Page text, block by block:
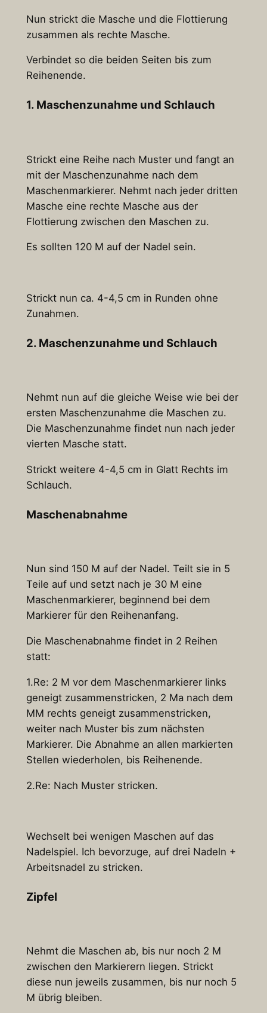
Nun strickt die Masche und die Flottierung
zusammen als rechte Masche.
Verbindet so die beiden Seiten bis zum
Reihenende.
1. Maschenzunahme und Schlauch
Strickt eine Reihe nach Muster und fangt an
mit der Maschenzunahme nach dem
Maschenmarkierer. Nehmt nach jeder dritten
Masche eine rechte Masche aus der
Flottierung zwischen den Maschen zu.
Es sollten 120 M auf der Nadel sein.
Strickt nun ca. 4-4,5 cm in Runden ohne
Zunahmen.
2. Maschenzunahme und Schlauch
Nehmt nun auf die gleiche Weise wie bei der
ersten Maschenzunahme die Maschen zu.
Die Maschenzunahme findet nun nach jeder
vierten Masche statt.
Strickt weitere 4-4,5 cm in Glatt Rechts im
Schlauch.
Maschenabnahme
Nun sind 150 M auf der Nadel. Teilt sie in 5
Teile auf und setzt nach je 30 M eine
Maschenmarkierer, beginnend bei dem
Markierer für den Reihenanfang.
Die Maschenabnahme findet in 2 Reihen
statt:
1.Re: 2 M vor dem Maschenmarkierer links
geneigt zusammenstricken, 2 Ma nach dem
MM rechts geneigt zusammenstricken,
weiter nach Muster bis zum nächsten
Markierer. Die Abnahme an allen markierten
Stellen wiederholen, bis Reihenende.
2.Re: Nach Muster stricken.
Wechselt bei wenigen Maschen auf das
Nadelspiel. Ich bevorzuge, auf drei Nadeln +
Arbeitsnadel zu stricken.
Zipfel
Nehmt die Maschen ab, bis nur noch 2 M
zwischen den Markierern liegen. Strickt
diese nun jeweils zusammen, bis nur noch 5
M übrig bleiben.